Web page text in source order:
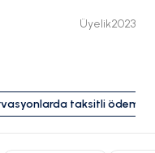
Üyelik2023
taksitli ödeme